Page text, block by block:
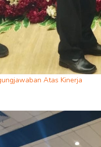
Atas Kinerja